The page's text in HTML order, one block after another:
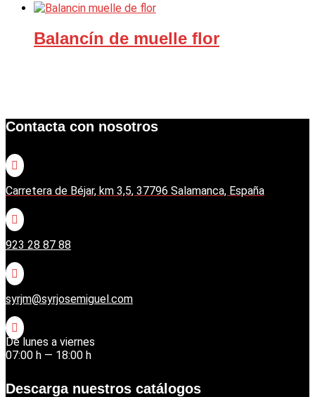
Balancín de muelle flor
Contacta con nosotros

Carretera de Béjar, km 3,5, 37796 Salamanca, España

923 28 87 88

syrjm@syrjosemiguel.com

De lunes a viernes
07:00 h — 18:00 h
Descarga nuestros catálogos